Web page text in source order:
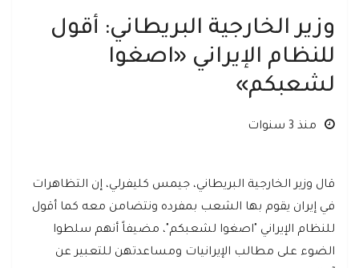
وزير الخارجية البريطاني: أقول
للنظام الإيراني «اصغوا
لشعبكم»
منذ 3 سنوات
قال وزير الخارجية البريطاني، جيمس كليفرلي، إن التظاهرات
في إيران يقوم بها الشعب بمفرده ونتضامن معه كما أقول
للنظام الإيراني "اصغوا لشعبكم"، مضيفاً أنهم سلطوا
الضوء على مطالب الإيرانيات ومساعدتهن للتعبير عن